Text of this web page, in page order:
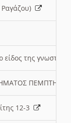
είδος της
12-3